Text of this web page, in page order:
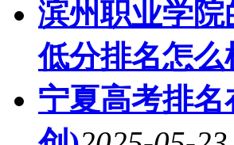
滨州职业学院
低分排名怎么
宁夏高考排名